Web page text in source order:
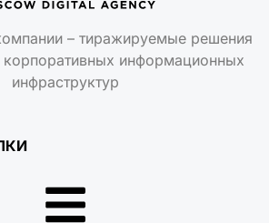
– тиражируемые решения
корпоративных информационных
инфраструктур